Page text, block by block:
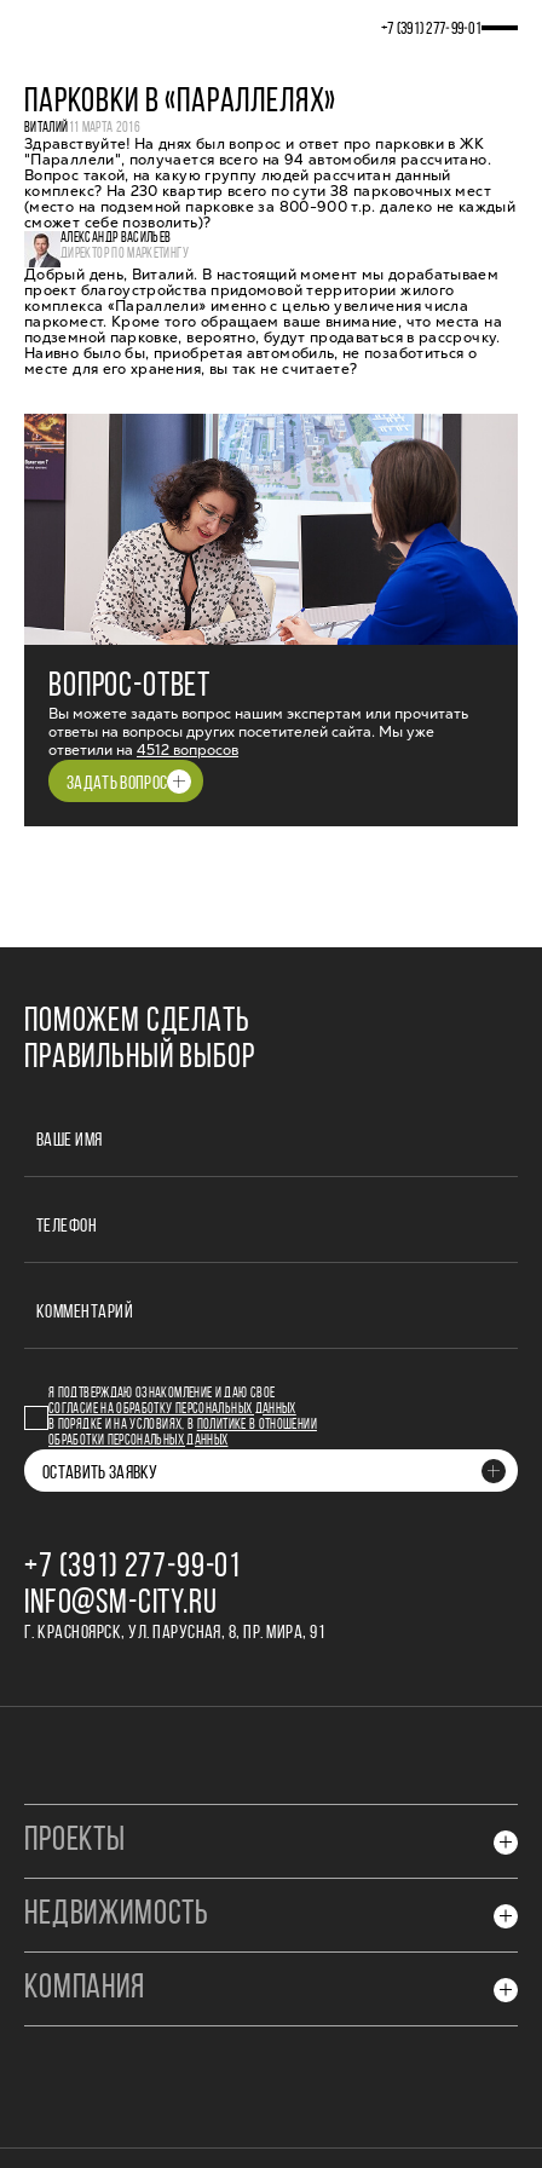
+7 (391) 277‒99‒01
ПАРКОВКИ В «ПАРАЛЛЕЛЯХ»
ВИТАЛИЙ 11 МАРТА 2016
Здравствуйте! На днях был вопрос и ответ про парковки в ЖК
"Параллели", получается всего на 94 автомобиля рассчитано.
Вопрос такой, на какую группу людей рассчитан данный
комплекс? На 230 квартир всего по сути 38 парковочных мест
(место на подземной парковке за 800-900 т.р. далеко не каждый
сможет себе позволить)?
АЛЕКСАНДР ВАСИЛЬЕВ
ДИРЕКТОР ПО МАРКЕТИНГУ
Добрый день, Виталий. В настоящий момент мы дорабатываем
проект благоустройства придомовой территории жилого
комплекса «Параллели» именно с целью увеличения числа
паркомест. Кроме того обращаем ваше внимание, что места на
подземной парковке, вероятно, будут продаваться в рассрочку.
Наивно было бы, приобретая автомобиль, не позаботиться о
месте для его хранения, вы так не считаете?
ВОПРОС-ОТВЕТ
Вы можете задать вопрос нашим экспертам или прочитать
ответы на вопросы других посетителей сайта. Мы уже
ответили на 4512 вопросов
ЗАДАТЬ ВОПРОС
ПОМОЖЕМ СДЕЛАТЬ
ПРАВИЛЬНЫЙ ВЫБОР
ВАШЕ ИМЯ
ТЕЛЕФОН
КОММЕНТАРИЙ
Я ПОДТВЕРЖДАЮ ОЗНАКОМЛЕНИЕ И ДАЮ СВОЕ
СОГЛАСИЕ НА ОБРАБОТКУ ПЕРСОНАЛЬНЫХ ДАННЫХ
В ПОРЯДКЕ И НА УСЛОВИЯХ, В
ПОЛИТИКЕ В ОТНОШЕНИИ
ОБРАБОТКИ ПЕРСОНАЛЬНЫХ ДАННЫХ
ОСТАВИТЬ ЗАЯВКУ
+7 (391) 277‒99‒01
INFO@SM-CITY.RU
Г. КРАСНОЯРСК, УЛ. ПАРУСНАЯ, 8, ПР. МИРА, 91
ПРОЕКТЫ
НЕДВИЖИМОСТЬ
КОМПАНИЯ